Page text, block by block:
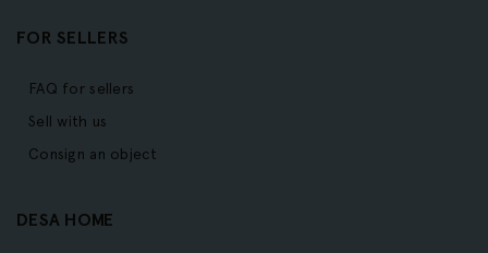
FOR SELLERS
FAQ for sellers
Sell with us
Consign an object
DESA HOME